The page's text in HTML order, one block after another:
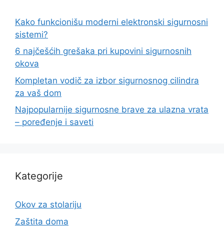
Kako funkcionišu moderni elektronski sigurnosni
sistemi?
6 najčešćih grešaka pri kupovini sigurnosnih
okova
Kompletan vodič za izbor sigurnosnog cilindra
za vaš dom
Najpopularnije sigurnosne brave za ulazna vrata
– poređenje i saveti
Kategorije
Okov za stolariju
Zaštita doma